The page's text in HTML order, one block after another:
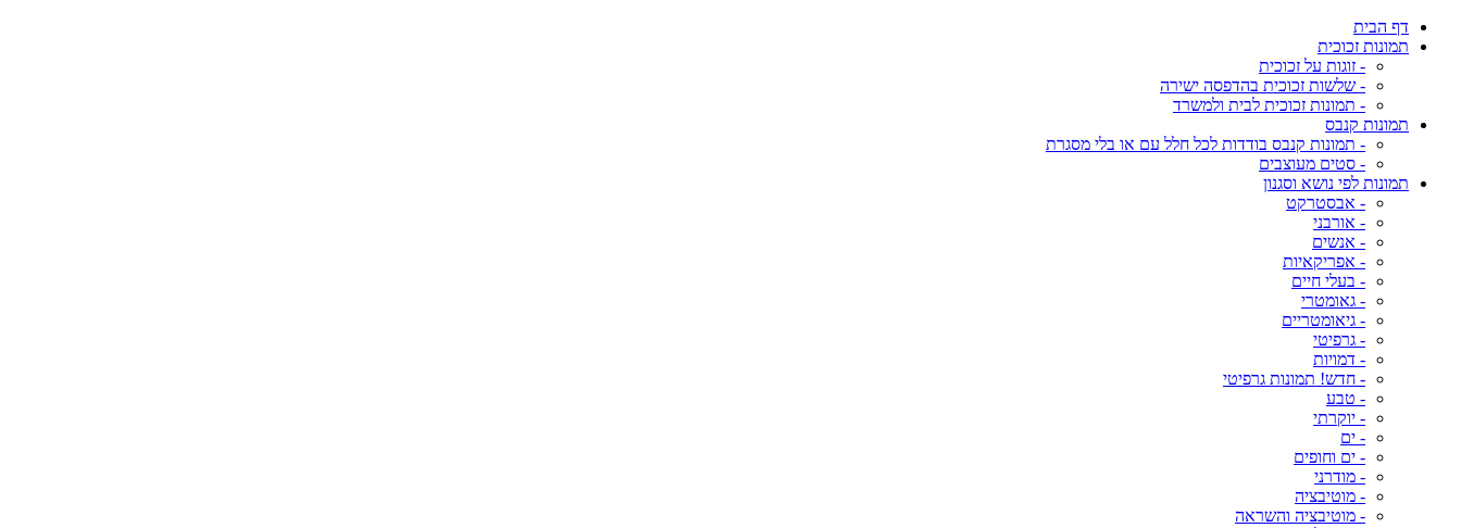
דף הבית
תמונות זכוכית
- זוגות על זכוכית
- שלשות זכוכית בהדפסה ישירה
- תמונות זכוכית לבית ולמשרד
תמונות קנבס
- תמונות קנבס בודדות לכל חלל עם או בלי מסגרת
- סטים מעוצבים
תמונות לפי נושא וסגנון
- אבסטרקט
- אורבני
- אנשים
- אפריקאיות
- בעלי חיים
- גאומטרי
- גיאומטריים
- גרפיטי
- דמויות
- חדש! תמונות גרפיטי
- טבע
- יוקרתי
- ים
- ים וחופים
- מודרני
- מוטיבציה
- מוטיבציה והשראה